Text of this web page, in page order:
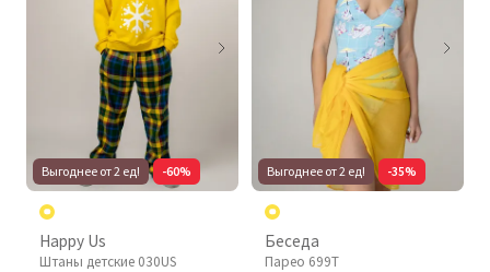
Выгоднее от 2 ед! -60%
Happy Us
Штаны детские 030US
Выгоднее от 2 ед! -35%
Беседа
Парео 699T